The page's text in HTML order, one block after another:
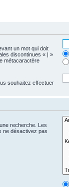
un mot qui doit
discontinues « | »
métacaractère
souhaitez effectuer
recherche. Les
ne désactivez pas